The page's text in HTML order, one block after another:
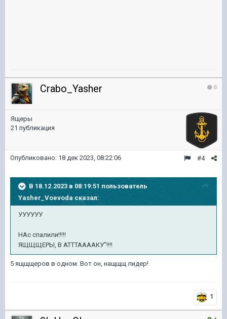
0
Crabo_Yasher
Ящеры
21 публикация
#4
Опубликовано: 18 дек 2023, 08:22:06
В 18.12.2023 в 08:19:51 пользователь
Yasher_Voevoda сказал:
УУУУУУ
НАс спалили!!!!!
ЯЩЩЩЕРЫ, В АТТТААААКУ"!!!!
5 ящщщеров в одном. Вот он, нащщщ лидер!
1